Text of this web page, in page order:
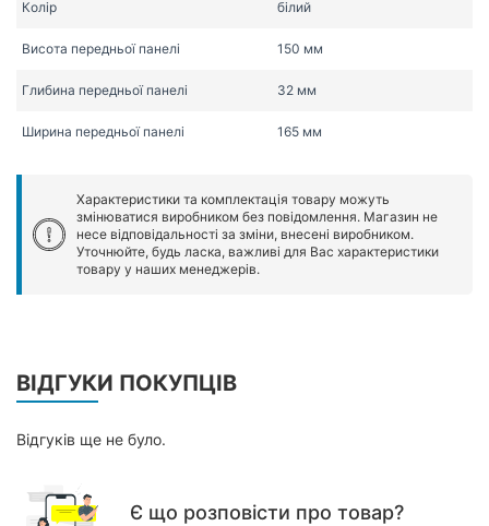
Колір білий
Висота передньої панелі 150 мм
Глибина передньої панелі 32 мм
Ширина передньої панелі 165 мм
Характеристики та комплектація товару можуть
змінюватися виробником без повідомлення. Магазин не
несе відповідальності за зміни, внесені виробником.
Уточнюйте, будь ласка, важливі для Вас характеристики
товару у наших менеджерів.
ВІДГУКИ ПОКУПЦІВ
Відгуків ще не було.
Є що розповісти про товар?